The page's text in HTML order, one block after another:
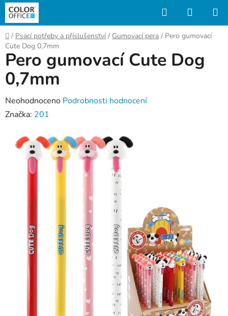
Přejít
obsah
Hledat
KOŠÍK
Domů
/ Psací potřeby a příslušenství / Gumovací pera / Pero gumovací
Cute Dog 0,7mm
Pero gumovací Cute Dog
0,7mm
Průměrné
hodnocení
Neohodnoceno Podrobnosti hodnocení
Značka: 201